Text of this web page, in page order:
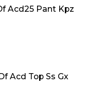
Acd25 Pant Kpz
Acd Top Ss Gx